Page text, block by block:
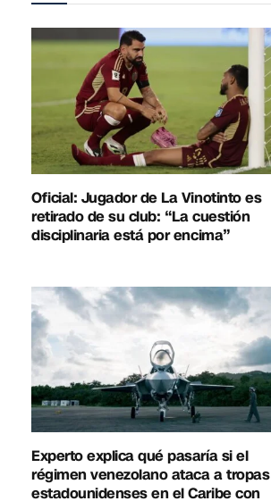
Oficial: Jugador de La Vinotinto es
retirado de su club: “La cuestión
disciplinaria está por encima”
Experto explica qué pasaría si el
régimen venezolano ataca a tropas
estadounidenses en el Caribe con